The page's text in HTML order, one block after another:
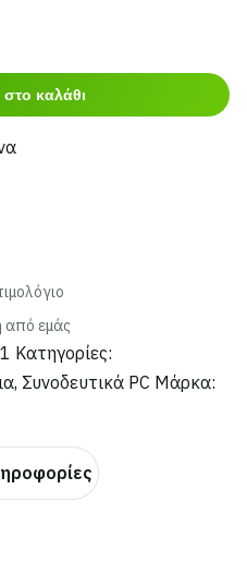
καλάθι
από εμάς
Κατηγορίες:
, Συνοδευτικά PC Μάρκα: